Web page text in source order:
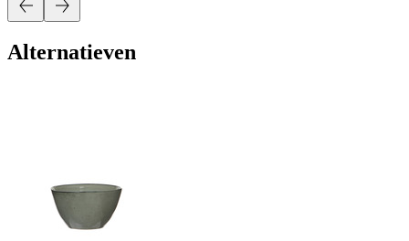
Alternatieven